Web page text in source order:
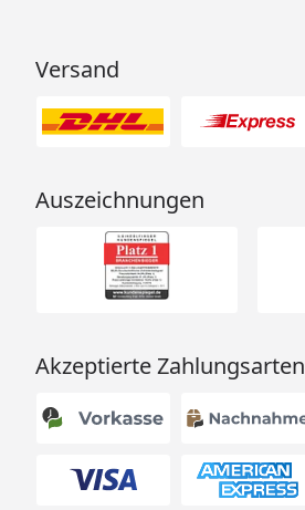
Versand
Auszeichnungen
Akzeptierte Zahlungsarten